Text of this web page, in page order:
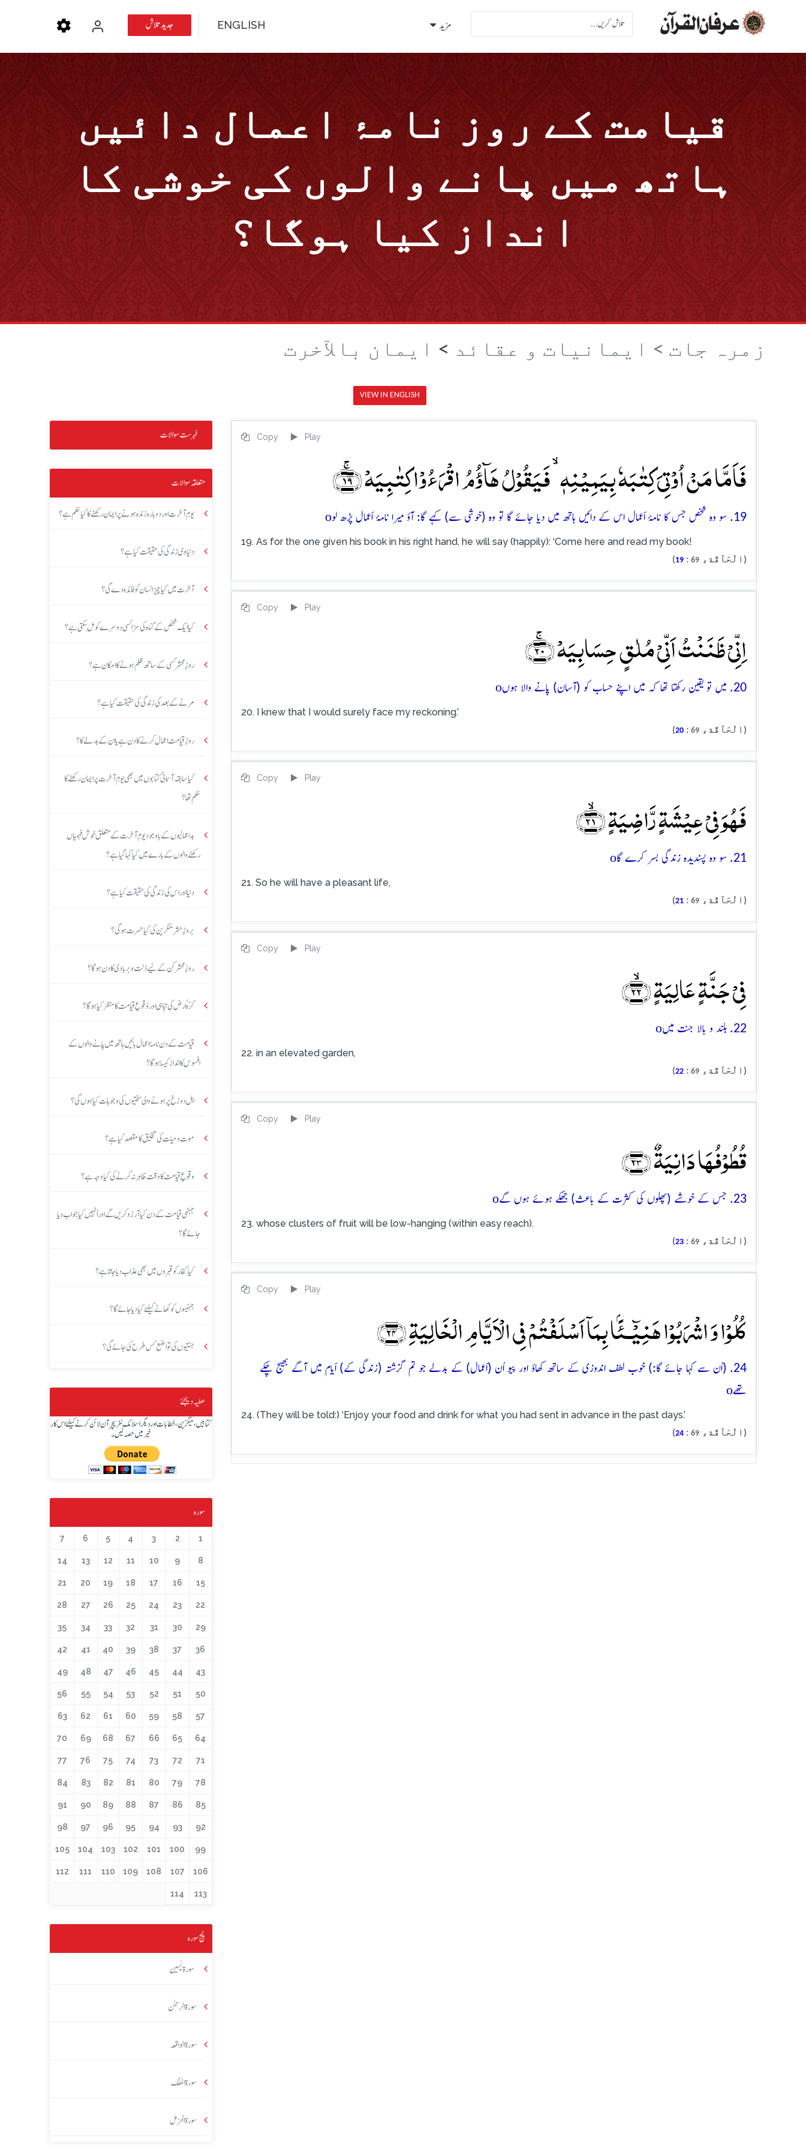
مزید ENGLISH جدید تلاش
قیامت کے روز نامۂ اعمال دائیں
ہاتھ میں پانے والوں کی خوشی کا
انداز کیا ہوگا؟
زمرہ جات > ایمانیات و عقائد > ایمان بالآخرت
VIEW IN ENGLISH
Play
Copy
فَاَمَّا مَنۡ اُوۡتِیَ کِتٰبَہٗ بِیَمِیۡنِہٖ ۙ فَیَقُوۡلُ ہَآؤُمُ اقۡرَءُوۡا کِتٰبِیَہۡ ﴿ۚ۱۹﴾
19. سو وہ شخص جس کا نامۂ اَعمال اس کے دائیں ہاتھ میں دیا جائے گا تو وہ (خوشی سے) کہے گا: آؤ میرا نامۂ اَعمال پڑھ لو o
19. As for the one given his book in his right hand, he will say (happily): ‘Come here and read my book!
(الْحَآقَّة، 69
:
19
)
Play
Copy
اِنِّیۡ ظَنَنۡتُ اَنِّیۡ مُلٰقٍ حِسَابِیَہۡ ﴿ۚ۲۰﴾
20. میں تو یقین رکھتا تھا کہ میں اپنے حساب کو (آسان) پانے والا ہوں o
20. I knew that I would surely face my reckoning.’
(الْحَآقَّة، 69
:
20
)
Play
Copy
فَہُوَ فِیۡ عِیۡشَۃٍ رَّاضِیَۃٍ ﴿ۙ۲۱﴾
21. سو وہ پسندیدہ زندگی بسر کرے گا o
21. So he will have a pleasant life,
(الْحَآقَّة، 69
:
21
)
Play
Copy
فِیۡ جَنَّۃٍ عَالِیَۃٍ ﴿ۙ۲۲﴾
22. بلند و بالا جنت میں o
22. in an elevated garden,
(الْحَآقَّة، 69
:
22
)
Play
Copy
قُطُوۡفُہَا دَانِیَۃٌ ﴿۲۳﴾
23. جس کے خوشے (پھلوں کی کثرت کے باعث) جھکے ہوئے ہوں گے o
23. whose clusters of fruit will be low-hanging (within easy reach).
(الْحَآقَّة، 69
:
23
)
Play
Copy
کُلُوۡا وَ اشۡرَبُوۡا ہَنِیۡٓـئًۢا بِمَاۤ اَسۡلَفۡتُمۡ فِی الۡاَیَّامِ الۡخَالِیَۃِ ﴿۲۴﴾
24. (اُن سے کہا جائے گا:) خوب لطف اندوزی کے ساتھ کھاؤ اور پیو اُن (اَعمال) کے بدلے جو تم گزشتہ (زندگی کے) اَیام میں آگے بھیج چکے
تھےo
24. (They will be told:) ‘Enjoy your food and drink for what you had sent in advance in the past days.’
(الْحَآقَّة، 69
:
24
)
فہرست سوالات
متعلقہ سوالات
یومِ آخرت اور دوبارہ زندہ ہونے پر ایمان رکھنے کا کیا حکم ہے؟
دنیاوی زندگی کی حقیقت کیا ہے؟
آخرت میں کیا چیز انسان کو فائدہ دے گی؟
کیا ایک شخص کے گناہ کی سزا کسی دوسرے کو مِل سکتی ہے؟
روزِ محشر کسی کے ساتھ ظلم ہونے کا امکان ہے؟
مرنے کے بعد کی زندگی کی حقیقت کیا ہے؟
روزِ قیامت اعمال کرنے کا دن ہے یا ان کے بدلے کا؟
کیا سابقہ آسمانی کتابوں میں بھی یومِ آخرت پر ایمان رکھنے کا
حکم تھا؟
بداعمالیوں کے باوجود یومِ آخرت کے متعلق خوش فہمیاں
رکھنے والوں کے بارے میں کیا کہا گیا ہے؟
دنیا اور اس کی زندگی کی حقیقت کیا ہے؟
بروزِ حشر منکرین کی کیا حسرت ہوگی؟
روزِ محشر کن کے لیے ذلت و بربادی کا دن ہوگا؟
کرّہ ٔارض کی تباہی اور وُقوعِ قیامت کا منظر کیا ہوگا؟
قیامت کے دن نامۂ اعمال بائیں ہاتھ میں پانے والوں کے
افسوس کا انداز کیسا ہوگا؟
اہل دوزخ پر ہونے والی سختیوں کی وجوہات کیا ہوں گی؟
موت و حیات کی تخلیق کا مقصد کیا ہے؟
وقوعِ قیامت کا وقت ظاہر نہ کرنے کی کیا وجہ ہے؟
جہنمی قیامت کے دن کیا آرزو کریں گے اور اُنہیں کیا جواب دیا
جائے گا؟
کیا کفار کو قبروں میں بھی عذاب دیا جاتا ہے؟
جہنمیوں کو کھانے کیلئے کیا دیا جائے گا؟
جنتیوں کی تواضع کس طرح کی جائے گی؟
عطیہ دیجئے
کتابیں، میگزین، خطابات اور دیگر اسلامک لٹریچر آن لائن کرنے کیلئے اس کار
خیر میں حصہ لیں۔
سورہ
1
2
3
4
5
6
7
8
9
10
11
12
13
14
15
16
17
18
19
20
21
22
23
24
25
26
27
28
29
30
31
32
33
34
35
36
37
38
39
40
41
42
43
44
45
46
47
48
49
50
51
52
53
54
55
56
57
58
59
60
61
62
63
64
65
66
67
68
69
70
71
72
73
74
75
76
77
78
79
80
81
82
83
84
85
86
87
88
89
90
91
92
93
94
95
96
97
98
99
100
101
102
103
104
105
106
107
108
109
110
111
112
113
114
پنج سورہ
سورۃ یٰسین
سورۃ الرحمٰن
سورۃ الواقعہ
سورۃ الملک
سورۃ المزمل